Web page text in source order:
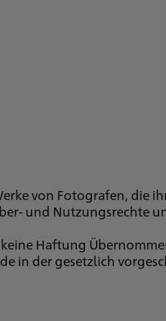
von Fotografen, die
und Nutzungsrechte
Haftung
in der gesetzlich